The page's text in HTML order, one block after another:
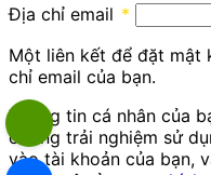
Địa chỉ email *
Một liên kết để đặt mật
chỉ email của bạn.
Thông tin cá nhân của
cường trải nghiệm sử
vào tài khoản của bạn,